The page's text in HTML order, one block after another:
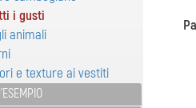
i gusti
animali
e texture ai vestiti